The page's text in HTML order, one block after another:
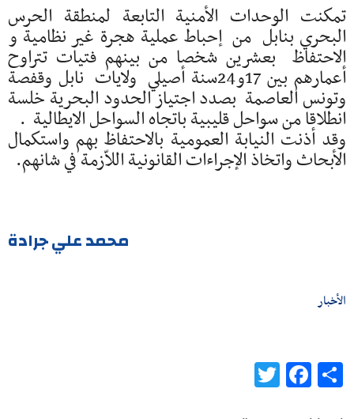
تمكنت الوحدات الأمنية التابعة لمنطقة الحرس
البحري بنابل من إحباط عملية هجرة غير نظامية و
الاحتفاظ بعشرين شخصا من بينهم فتيات تتراوح
أعمارهم بين 17و24سنة أصيلي ولايات نابل وقفصة
وتونس العاصمة بصدد اجتياز الحدود البحرية خلسة
انطلاقا من سواحل قليبية باتجاه السواحل الايطالية .
وقد أذنت النيابة العمومية بالاحتفاظ بهم واستكمال
الأبحاث واتخاذ الإجراءات القانونية اللاّزمة في شانهم.
محمد علي جرادة
الأخبار
Share
Facebook